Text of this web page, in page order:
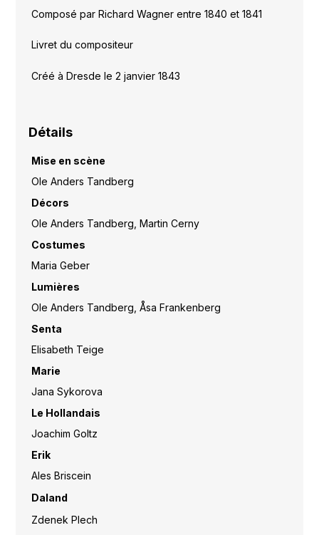
Composé par Richard Wagner entre 1840 et 1841
Livret du compositeur
Créé à Dresde le 2 janvier 1843
Détails
Mise en scène
Ole Anders Tandberg
Décors
Ole Anders Tandberg, Martin Cerny
Costumes
Maria Geber
Lumières
Ole Anders Tandberg, Åsa Frankenberg
Senta
Elisabeth Teige
Marie
Jana Sykorova
Le Hollandais
Joachim Goltz
Erik
Ales Briscein
Daland
Zdenek Plech